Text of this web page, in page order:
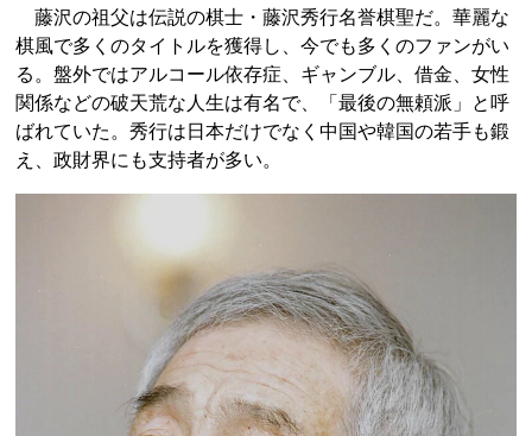
藤沢の祖父は伝説の棋士・藤沢秀行名誉棋聖だ。華麗な
棋風で多くのタイトルを獲得し、今でも多くのファンがい
る。盤外ではアルコール依存症、ギャンブル、借金、女性
関係などの破天荒な人生は有名で、「最後の無頼派」と呼
ばれていた。秀行は日本だけでなく中国や韓国の若手も鍛
え、政財界にも支持者が多い。